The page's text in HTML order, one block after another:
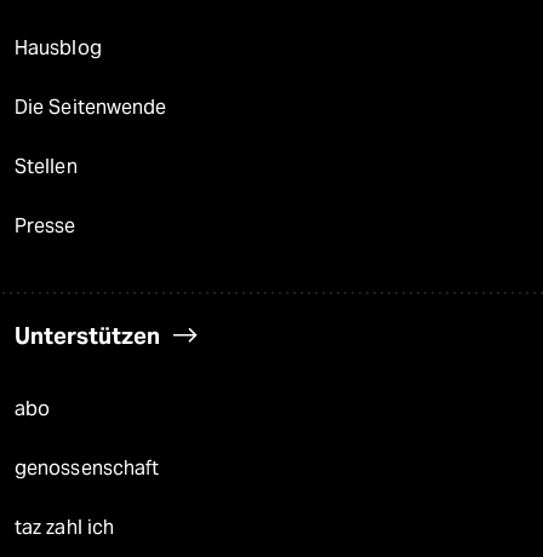
Hausblog
Die Seitenwende
Stellen
Presse
Unterstützen
abo
genossenschaft
taz zahl ich